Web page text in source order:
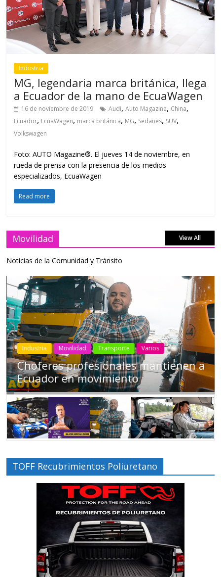
Industria
MG, legendaria marca británica, llega
a Ecuador de la mano de EcuaWagen
16 de noviembre de 2019 Audi,Auto Magazine, China,
Ecuador, EcuaWagen, marca británica, MG, Sedanes, SUV,
Volkswagen
Foto: AUTO Magazine®. El jueves 14 de noviembre, en
rueda de prensa con la presencia de los medios
especializados, EcuaWagen
Read more
Movilidad View All
Noticias de la Comunidad y Tránsito
Industria Movilidad Transporte Varios
Choferes profesionales mantienen a
Ecuador en movimiento
TOFF Recubrimientos Poliuretano